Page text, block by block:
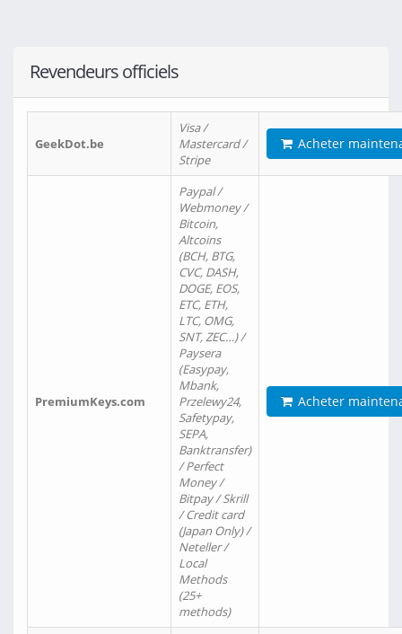
Revendeurs officiels
GeekDot.be
Visa /
Mastercard /
Stripe
Acheter
PremiumKeys.com
Paypal /
Webmoney /
Bitcoin,
Altcoins
(BCH, BTG,
CVC, DASH,
DOGE, EOS,
ETC, ETH,
LTC, OMG,
SNT, ZEC…) /
Paysera
(Easypay,
Mbank,
Przelewy24,
Safetypay,
SEPA,
Banktransfer)
/ Perfect
Money /
Bitpay / Skrill
/ Credit card
(Japan Only) /
Neteller /
Local
Methods
(25+
methods)
Acheter